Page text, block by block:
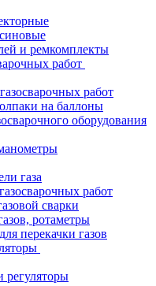
и ремкомплекты
работ
работ
на баллоны
оборудования
газа
работ
сварки
ротаметры
перекачки газов
регуляторы